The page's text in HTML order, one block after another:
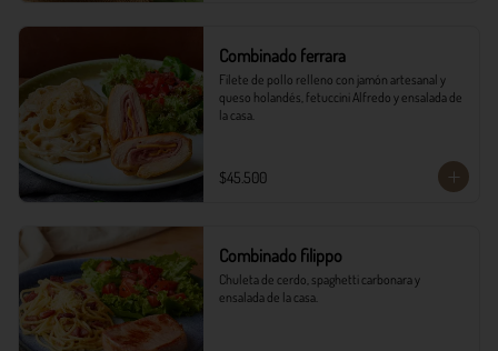
Combinado ferrara
Filete de pollo relleno con jamón artesanal y
queso holandés, fetuccini Alfredo y ensalada de
la casa.
$45.500
Combinado filippo
Chuleta de cerdo, spaghetti carbonara y
ensalada de la casa.